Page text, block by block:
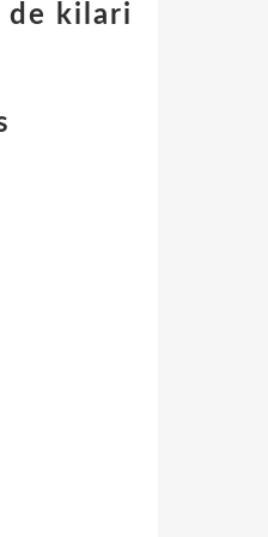
de kilari